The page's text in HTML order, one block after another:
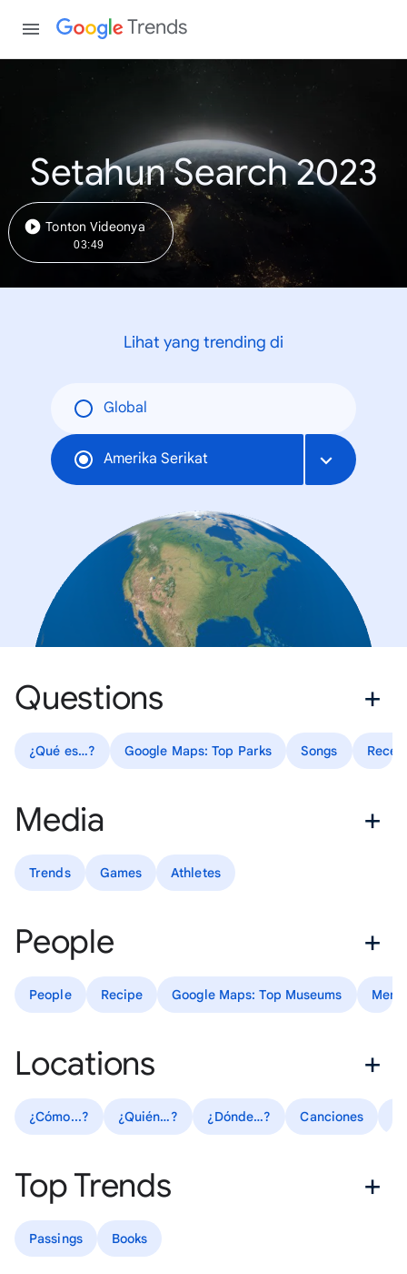
Trends
Setahun Search 2023
Tonton Videonya
03:49
Lihat yang trending di
Global
Amerika Serikat
Questions
¿Qué es…? Google Maps: Top Parks Songs
Media
Trends Games Athletes
People
People Recipe Google Maps: Top Museums Meme
Locations
¿Cómo...? ¿Quién…? ¿Dónde…? Canciones
Top Trends
Passings Books